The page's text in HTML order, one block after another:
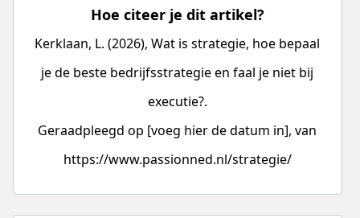
Hoe citeer je dit artikel?
Kerklaan, L. (2026), Wat is strategie, hoe bepaal
je de beste bedrijfsstrategie en faal je niet bij
executie?.
Geraadpleegd op [voeg hier de datum in], van
https://www.passionned.nl/strategie/